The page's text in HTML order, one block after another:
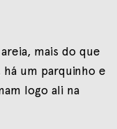
mais do que
um parquinho e
logo ali na